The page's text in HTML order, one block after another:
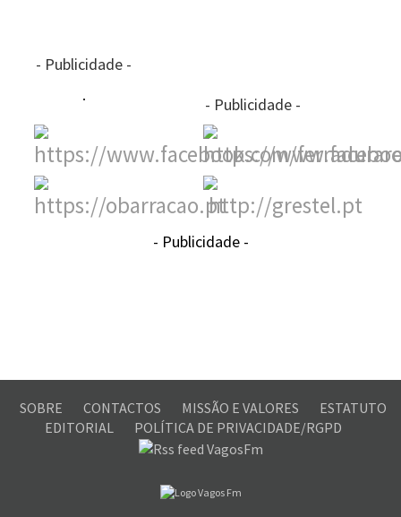
- Publicidade -
- Publicidade -
- Publicidade -
SOBRE CONTACTOS MISSÃO E VALORES
ESTATUTO
EDITORIAL
POLÍTICA DE PRIVACIDADE/RGPD